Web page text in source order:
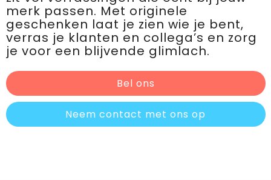
merk passen. Met originele
geschenken laat je zien wie je bent,
verras je klanten en collega’s en zorg
je voor een blijvende glimlach.
Bel ons
Neem contact met ons op